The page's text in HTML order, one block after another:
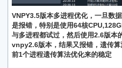
VNPY3.5版本多进程优化，一旦数
是报错，特别是使用64核
与多进程都试过，然后使用2.6版
vnpy2.6版本，结果又报错，遗传
前1个进程遗传算法优化来的稳定